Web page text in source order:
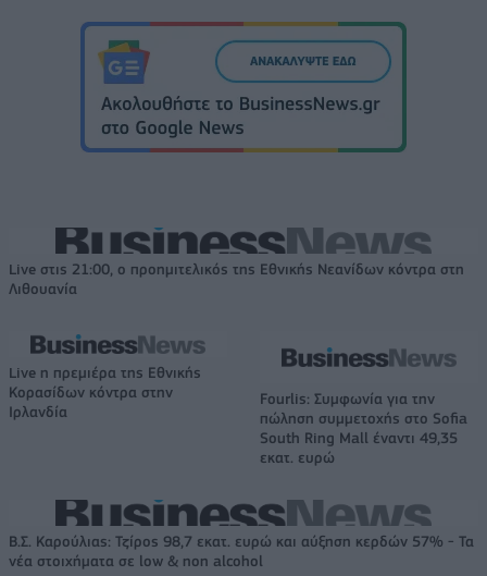
Live στις 21:00, ο προημιτελικός της Εθνικής Νεανίδων κόντρα στη
Λιθουανία
Live η πρεμιέρα της Εθνικής
Κορασίδων κόντρα στην
Ιρλανδία
Fourlis: Συμφωνία για την
πώληση συμμετοχής στο Sofia
South Ring Mall έναντι 49,35
εκατ. ευρώ
Β.Σ. Καρούλιας: Τζίρος 98,7 εκατ. ευρώ και αύξηση κερδών 57% - Τα
νέα στοιχήματα σε low & non alcohol